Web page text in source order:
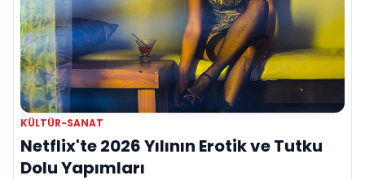
KÜLTÜR-SANAT
Netflix'te 2026 Yılının Erotik ve Tutku
Dolu Yapımları